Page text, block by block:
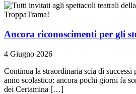
Ancora riconoscimenti per gli
4 Giugno 2026
Continua la straordinaria scia di
anno scolastico: ancora pochi giorni fa
dei Certamina […]